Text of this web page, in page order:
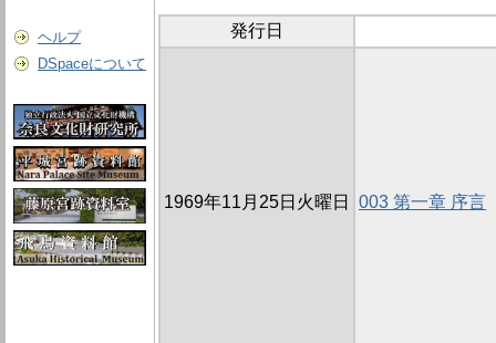
ヘルプ
DSpaceについて
発行日
1969年11月25日火曜日 003 第一章 序言